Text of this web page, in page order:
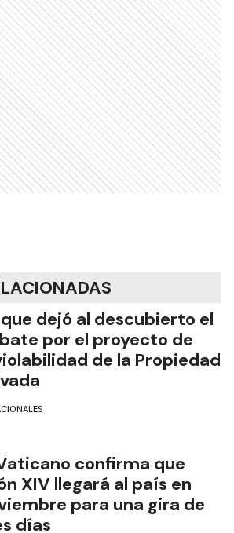
dejó al descubierto el
por el proyecto de
de la Propiedad
confirma que
XIV llegará al país en
para una gira de
días